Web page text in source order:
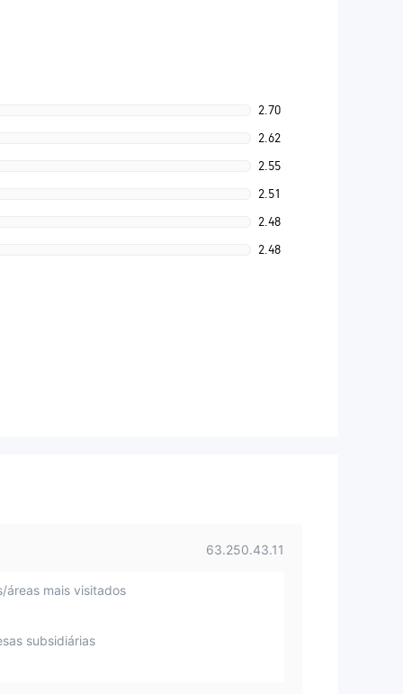
2.70
2.62
2.55
2.51
2.48
2.48
63.250.43.11
áreas mais visitados
subsidiárias